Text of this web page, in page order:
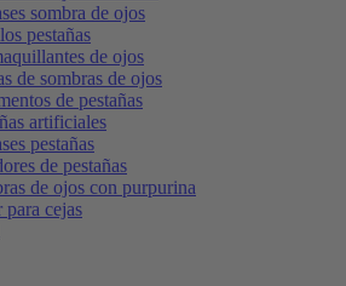
sombra de ojos
pestañas
de ojos
de sombras de ojos
de pestañas
artificiales
pestañas
de pestañas
de ojos con purpurina
para cejas